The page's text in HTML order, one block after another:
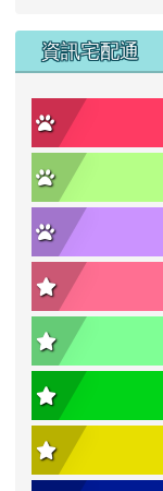
資訊宅配通